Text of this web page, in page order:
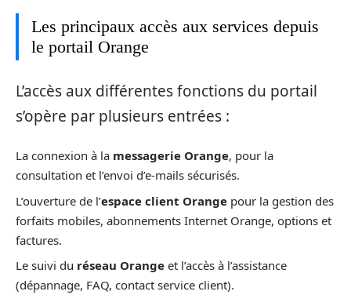
Les principaux accès aux services depuis
le portail Orange
L’accès aux différentes fonctions du portail
s’opère par plusieurs entrées :
La connexion à la messagerie Orange, pour la
consultation et l’envoi d’e-mails sécurisés.
L’ouverture de l’espace client Orange pour la gestion des
forfaits mobiles, abonnements Internet Orange, options et
factures.
Le suivi du réseau Orange et l’accès à l’assistance
(dépannage, FAQ, contact service client).